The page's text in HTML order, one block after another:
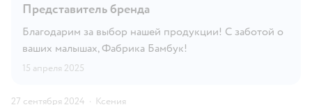
Представитель бренда
Благодарим за выбор нашей продукции! С заботой о
ваших малышах, Фабрика Бамбук!
15 апреля 2025
27 сентября 2024 · Ксения